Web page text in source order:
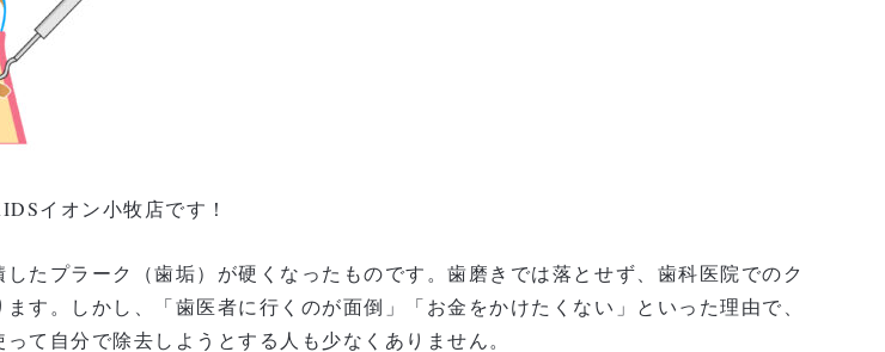
イオン小牧店です！
たプラーク（歯垢）が硬くなったものです。歯磨きでは落とせず、歯科医院でのク
す。しかし、「歯医者に行くのが面倒」「お金をかけたくない」といった理由で、
て自分で除去しようとする人も少なくありません。